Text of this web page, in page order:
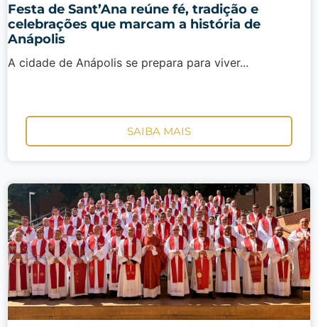
Festa de Sant’Ana reúne fé, tradição e
celebrações que marcam a história de
Anápolis
A cidade de Anápolis se prepara para viver...
SAIBA MAIS